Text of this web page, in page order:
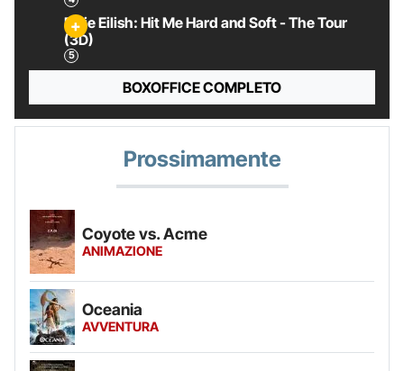
Billie Eilish: Hit Me Hard and Soft - The Tour
(3D)
BOXOFFICE COMPLETO
Prossimamente
Coyote vs. Acme
ANIMAZIONE
Oceania
AVVENTURA